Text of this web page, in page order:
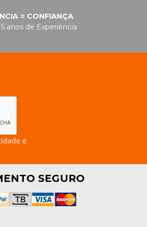
= CONFIANÇA
anos de Experiência
e
SEGURO